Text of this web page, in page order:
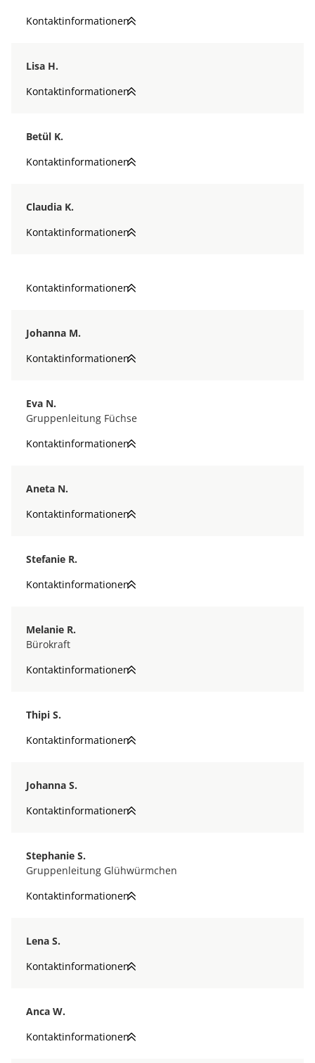
Kontaktinformationen
Lisa H.
Kontaktinformationen
Betül K.
Kontaktinformationen
Claudia K.
Kontaktinformationen
Kontaktinformationen
Johanna M.
Kontaktinformationen
Eva N.
Gruppenleitung Füchse
Kontaktinformationen
Aneta N.
Kontaktinformationen
Stefanie R.
Kontaktinformationen
Melanie R.
Bürokraft
Kontaktinformationen
Thipi S.
Kontaktinformationen
Johanna S.
Kontaktinformationen
Stephanie S.
Gruppenleitung Glühwürmchen
Kontaktinformationen
Lena S.
Kontaktinformationen
Anca W.
Kontaktinformationen